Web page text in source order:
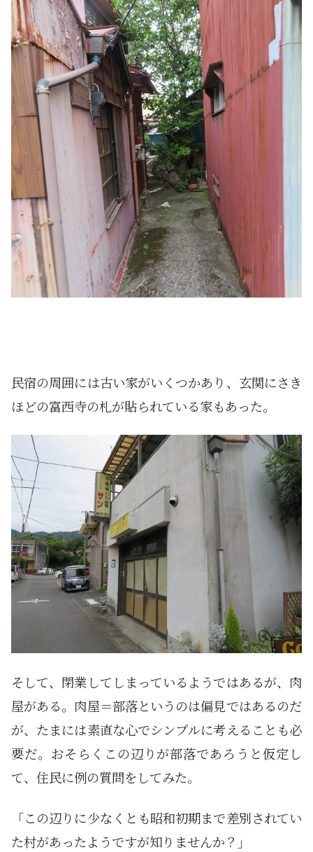
民宿の周囲には古い家がいくつかあり、玄関にさき
ほどの富西寺の札が貼られている家もあった。
そして、閉業してしまっているようではあるが、肉
屋がある。肉屋＝部落というのは偏見ではあるのだ
が、たまには素直な心でシンプルに考えることも必
要だ。おそらくこの辺りが部落であろうと仮定し
て、住民に例の質問をしてみた。
「この辺りに少なくとも昭和初期まで差別されてい
た村があったようですが知りませんか？」